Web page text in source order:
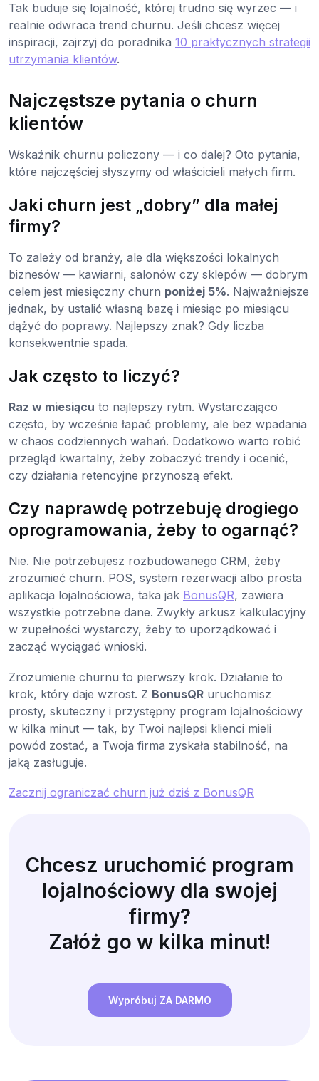
Tak buduje się lojalność, której trudno się wyrzec — i
realnie odwraca trend churnu. Jeśli chcesz więcej
inspiracji, zajrzyj do poradnika 10 praktycznych strategii
utrzymania klientów.
Najczęstsze pytania o churn
klientów
Wskaźnik churnu policzony — i co dalej? Oto pytania,
które najczęściej słyszymy od właścicieli małych firm.
Jaki churn jest „dobry” dla małej
firmy?
To zależy od branży, ale dla większości lokalnych
biznesów — kawiarni, salonów czy sklepów — dobrym
celem jest miesięczny churn poniżej 5%. Najważniejsze
jednak, by ustalić własną bazę i miesiąc po miesiącu
dążyć do poprawy. Najlepszy znak? Gdy liczba
konsekwentnie spada.
Jak często to liczyć?
Raz w miesiącu to najlepszy rytm. Wystarczająco
często, by wcześnie łapać problemy, ale bez wpadania
w chaos codziennych wahań. Dodatkowo warto robić
przegląd kwartalny, żeby zobaczyć trendy i ocenić,
czy działania retencyjne przynoszą efekt.
Czy naprawdę potrzebuję drogiego
oprogramowania, żeby to ogarnąć?
Nie. Nie potrzebujesz rozbudowanego CRM, żeby
zrozumieć churn. POS, system rezerwacji albo prosta
aplikacja lojalnościowa, taka jak BonusQR, zawiera
wszystkie potrzebne dane. Zwykły arkusz kalkulacyjny
w zupełności wystarczy, żeby to uporządkować i
zacząć wyciągać wnioski.
Zrozumienie churnu to pierwszy krok. Działanie to
krok, który daje wzrost. Z BonusQR uruchomisz
prosty, skuteczny i przystępny program lojalnościowy
w kilka minut — tak, by Twoi najlepsi klienci mieli
powód zostać, a Twoja firma zyskała stabilność, na
jaką zasługuje.
Zacznij ograniczać churn już dziś z BonusQR
Chcesz uruchomić program
lojalnościowy dla swojej
firmy?
Załóż go w kilka minut!
Wypróbuj ZA DARMO